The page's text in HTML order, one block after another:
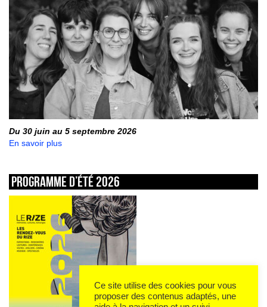
Du 30 juin au 5 septembre 2026
En savoir plus
Programme d’été 2026
Ce site utilise des cookies pour vous
proposer des contenus adaptés, une